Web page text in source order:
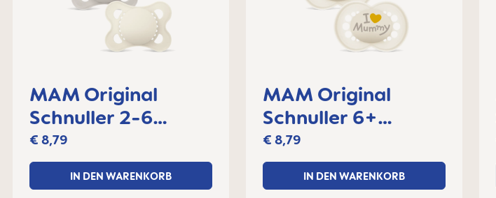
MAM Original
Schnuller 2-6
Monate, 2er Set
€ 8,79
IN DEN WARENKORB
MAM Original
Schnuller 6+
Monate, 2er Set
€ 8,79
IN DEN WARENKORB